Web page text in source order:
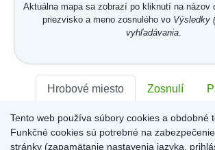
Hore
Nech je vôľa Tvoja nám všetkým,
ako vtákom je a hmyzu,
S. K. Neumann
Aktuálna mapa sa zobrazí po kliknutí na názov
priezvisko a meno zosnulého vo Výsledky
vyhľadávania.
Hrobové miesto Zosnulí
Sektor:- Rad:- Číslo:-
Tento web používa súbory cookies a obdobné
Funkčné cookies sú potrebné na
stránky (zapamätanie nastavenia jazyka,